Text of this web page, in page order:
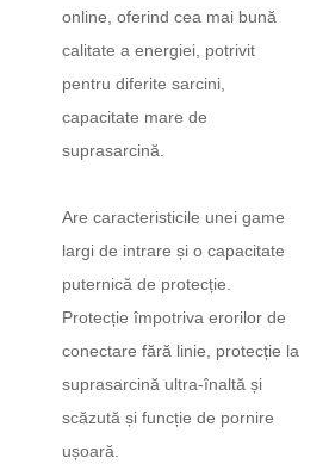
online, oferind cea mai bună
calitate a energiei, potrivit
pentru diferite sarcini,
capacitate mare de
suprasarcină.
Are caracteristicile unei game
largi de intrare și o capacitate
puternică de protecție.
Protecție împotriva erorilor de
conectare fără linie, protecție la
suprasarcină ultra-înaltă și
scăzută și funcție de pornire
ușoară.